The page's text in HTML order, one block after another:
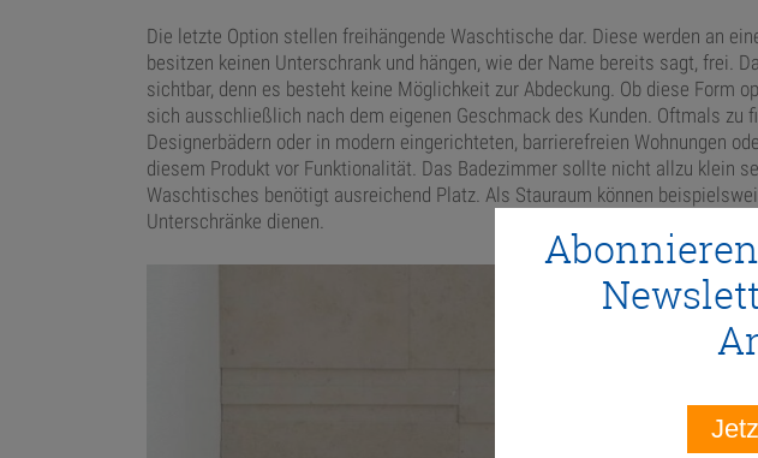
Die letzte Option stellen freihängende Waschtische dar. Diese werden an
besitzen keinen Unterschrank und hängen, wie der Name bereits sagt, frei.
sichtbar, denn es besteht keine Möglichkeit zur Abdeckung. Ob diese Form
sich ausschließlich nach dem eigenen Geschmack des Kunden. Oftmals zu
Designerbädern oder in modern eingerichteten, barrierefreien Wohnungen
diesem Produkt vor Funktionalität. Das Badezimmer sollte nicht allzu klein
Waschtisches benötigt ausreichend Platz. Als Stauraum können
Unterschränke dienen.